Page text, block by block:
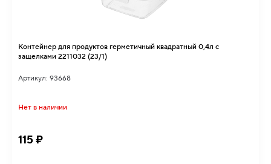
Контейнер для продуктов герметичный квадратный 0,4л с
защелками 2211032 (23/1)
Артикул: 93668
Нет в наличии
115 ₽